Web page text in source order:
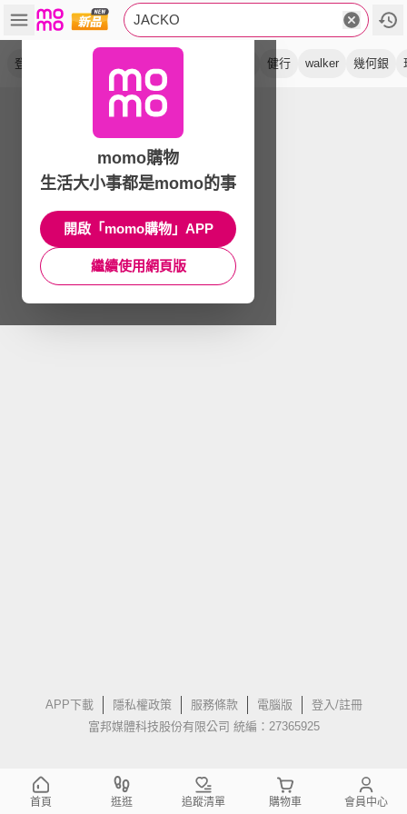
JACKO
登山杖 健行 walker 幾何銀
APP下載 隱私權政策 服務條款 電腦版
登入/註冊
富邦媒體科技股份有限公司 統編：27365925
momo購物
生活大小事都是momo的事
開啟「momo購物」APP
繼續使用網頁版
首頁 逛逛 追蹤清單 購物車 會員中心